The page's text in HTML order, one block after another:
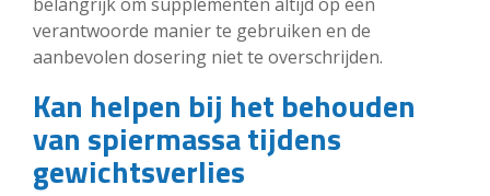
verantwoorde manier te gebruiken en de
aanbevolen dosering niet te overschrijden.
Kan helpen bij het behouden
van spiermassa tijdens
gewichtsverlies